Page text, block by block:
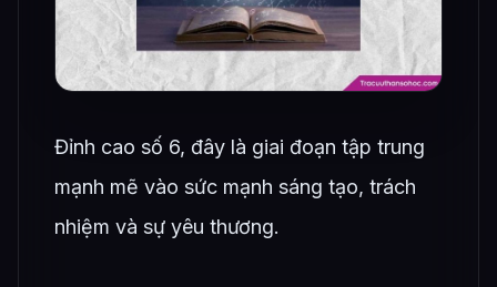
Đỉnh cao số 6, đây là giai đoạn tập trung
mạnh mẽ vào sức mạnh sáng tạo, trách
nhiệm và sự yêu thương.